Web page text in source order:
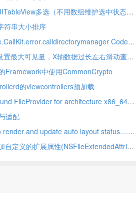
iOS开发之系统方式进行UITableView多选（不用数组维护选中状态）
符串大小排序
Error Domain=com.apple.CallKit.error.calldirectorymanager Code
iOS开发之Charts柱状图设置最大可见量，X轴数据过长左右滑动查看
Framework中使用CommonCrypto
的viewcontrollers预加载
Xcode Framework not found FileProvider for architecture x86_64/arm64
适配
IB Designables: Failed to render and update auto layout status....,no suitable image found
iOS/Mac开发之为文件增加自定义的扩展属性(NSFileExtendedAttributes)